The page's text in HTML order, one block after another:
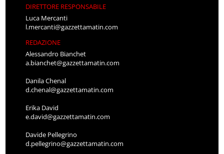
DIRETTORE RESPONSABILE
Luca Mercanti
l.mercanti@gazzettamatin.com
REDAZIONE
Alessandro Bianchet
a.bianchet@gazzettamatin.com
Danila Chenal
d.chenal@gazzettamatin.com
Erika David
e.david@gazzettamatin.com
Davide Pellegrino
d.pellegrino@gazzettamatin.com